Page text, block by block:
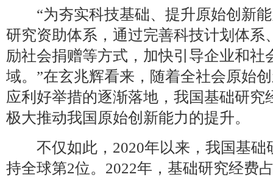
“为夯实科技基础、提升原始创新能
研究资助体系，通过完善科技计划体系
励社会捐赠等方式，加快引导企业和社
域。”在玄兆辉看来，随着全社会原始
应利好举措的逐渐落地，我国基础研究
极大推动我国原始创新能力的提升。
不仅如此，2020年以来，我国基础
持全球第2位。2022年，基础研究经费